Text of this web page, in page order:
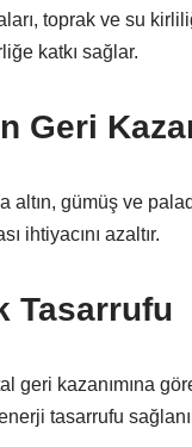
toprak ve su
katkı sağlar.
Geri
altın, gümüş ve
ihtiyacını azaltır.
Tasarrufu
geri kazanımına
tasarrufu